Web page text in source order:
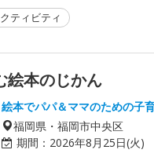
ティビティ
絵本のじかん
絵本でパパ＆ママのための子
福岡県・福岡市中央区
期間： 2026年8月25日(火)